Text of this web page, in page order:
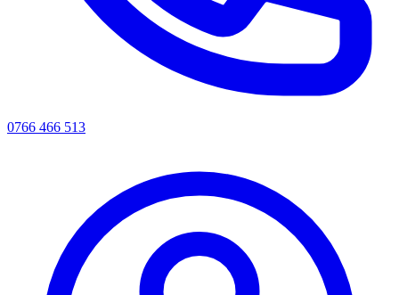
0766 466 513